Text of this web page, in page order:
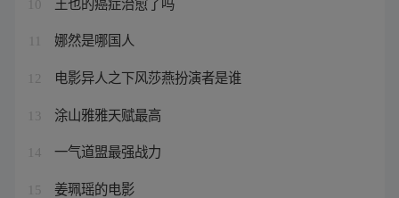
10
娜然是哪国人
12 电影异人之下风莎燕扮演者是谁
13 涂山雅雅天赋最高
14 一气道盟最强战力
15 姜珮瑶的电影